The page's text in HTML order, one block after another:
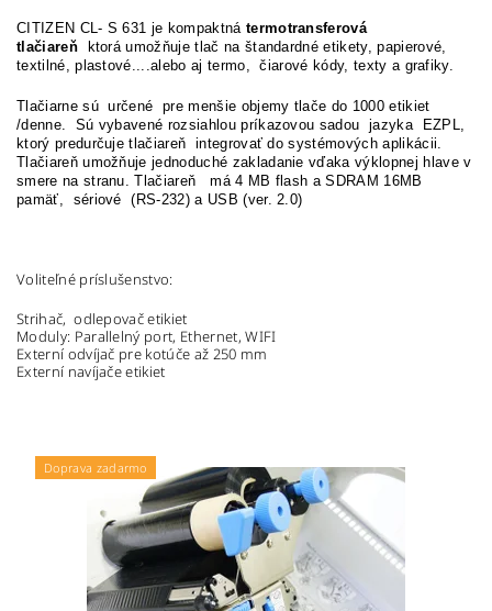
CITIZEN CL- S 631 je kompaktná termotransferová
tlačiareň
ktorá umožňuje tlač na štandardné etikety, papierové,
textilné, plastové....alebo aj termo, čiarové kódy, texty a grafiky.
Tlačiarne sú určené pre menšie objemy tlače do 1000 etikiet
/denne.
Sú vybavené rozsiahlou príkazovou sadou jazyka EZPL,
ktorý predurčuje tlačiareň integrovať do systémových aplikácii.
Tlačiareň umožňuje jednoduché zakladanie vďaka výklopnej hlave v
smere na stranu. Tlačiareň má4 MB flash a SDRAM 16MB
pamäť, sériové (RS-232) a USB (ver. 2.0)
Voliteľné príslušenstvo:
Strihač, odlepovač etikiet
Moduly: Parallelný port, Ethernet, WIFI
Externí odvíjač pre kotúče až 250 mm
Externí navíjače etikiet
Doprava zadarmo